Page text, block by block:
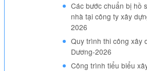
Các bước chuẩn bị hồ
nhà tại công ty xây
2026
Quy trình thi công xây
Dương-2026
Công trình tiểu biểu